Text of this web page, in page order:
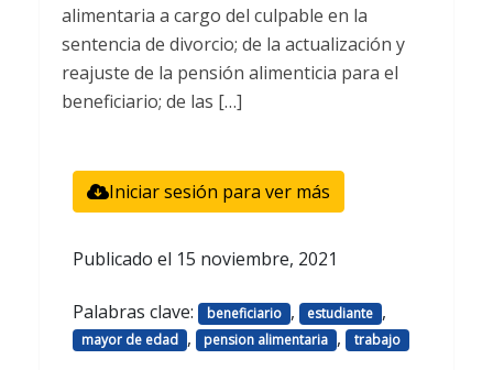
alimentaria a cargo del culpable en la
sentencia de divorcio; de la actualización y
reajuste de la pensión alimenticia para el
beneficiario; de las […]
Iniciar sesión para ver más
Publicado el 15 noviembre, 2021
Palabras clave: beneficiario , estudiante ,
mayor de edad , pension alimentaria , trabajo